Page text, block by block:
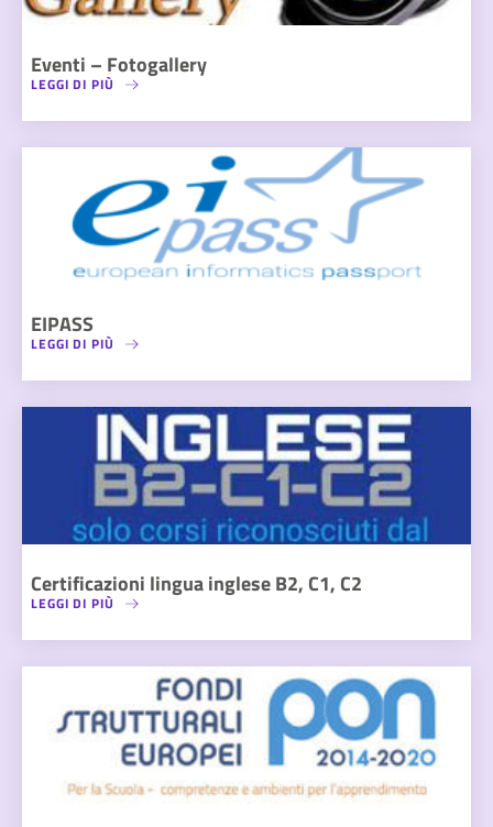
Eventi – Fotogallery
LEGGI DI PIÙ
EIPASS
LEGGI DI PIÙ
Certificazioni lingua inglese B2, C1, C2
LEGGI DI PIÙ